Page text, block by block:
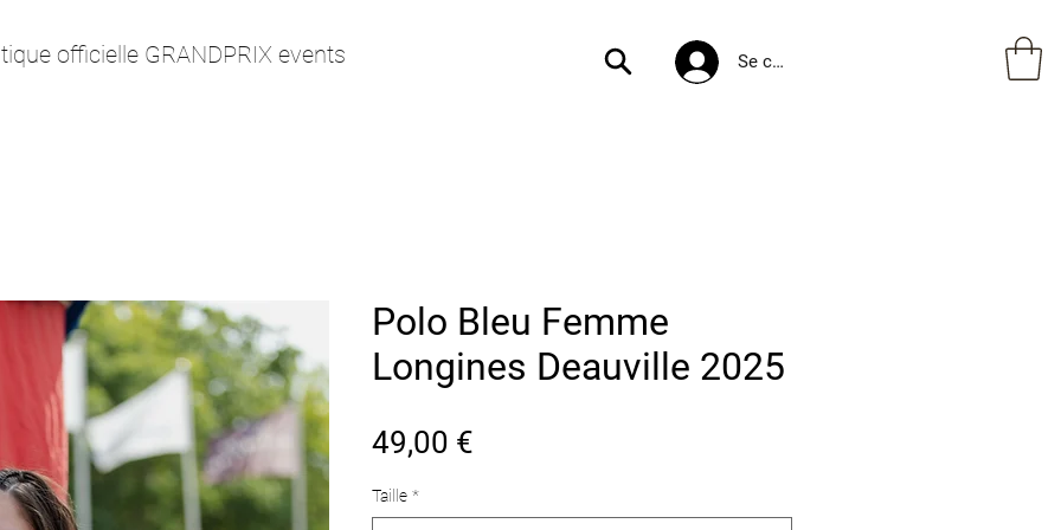
officielle GRANDPRIX events Se connecter
Polo Bleu Femme
Longines Deauville 2025
49,00 €
Taille *